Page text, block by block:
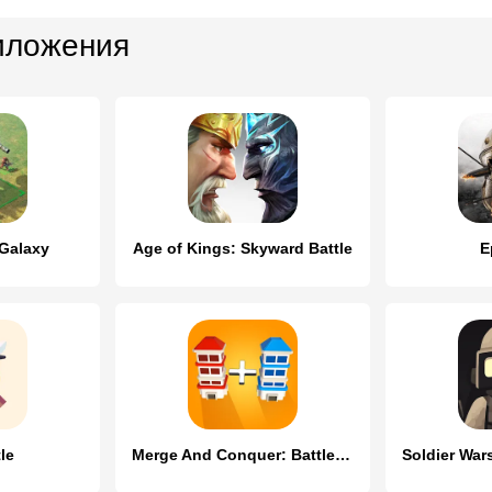
Age of Kings: Skyward Battle
Merge And Conquer: Battle Game